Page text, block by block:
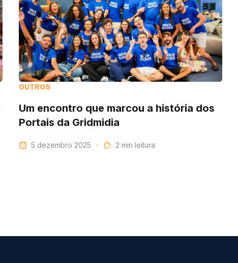
OUTROS
Um encontro que marcou a história dos
Portais da Gridmidia
5 dezembro 2025 leitura